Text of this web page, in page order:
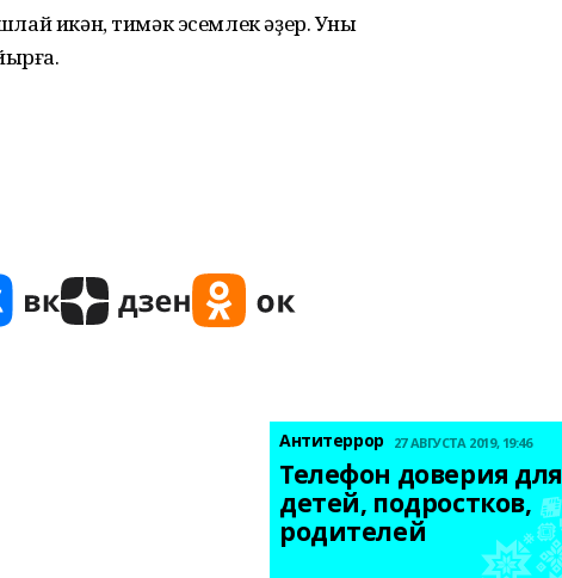
икән, тимәк эсемлек әҙер. Уны
Антитеррор 27 АВГУСТА 2019, 19:46
Телефон доверия для
детей, подростков,
родителей